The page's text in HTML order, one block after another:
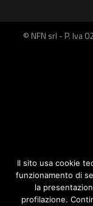
© NFN srl - P. Iva
Il sito usa cookie
funzionamento di
la
profilazione.